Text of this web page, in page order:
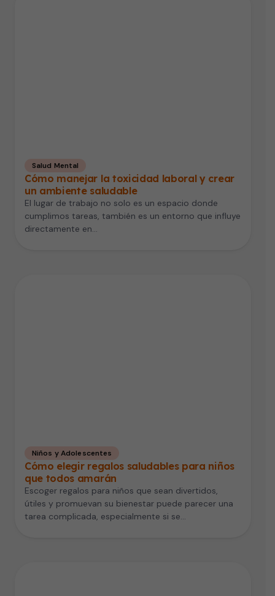
Salud Mental
Cómo manejar la toxicidad laboral y crear
un ambiente saludable
El lugar de trabajo no solo es un espacio donde
cumplimos tareas, también es un entorno que influye
directamente en…
Niños y Adolescentes
Cómo elegir regalos saludables para niños
que todos amarán
Escoger regalos para niños que sean divertidos,
útiles y promuevan su bienestar puede parecer una
tarea complicada, especialmente si se…